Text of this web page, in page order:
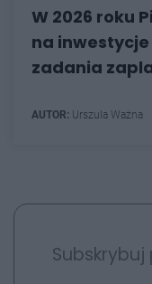
W 2026 roku
na inwestycje
zadania
AUTOR: Urszula Ważna
Subskrybuj